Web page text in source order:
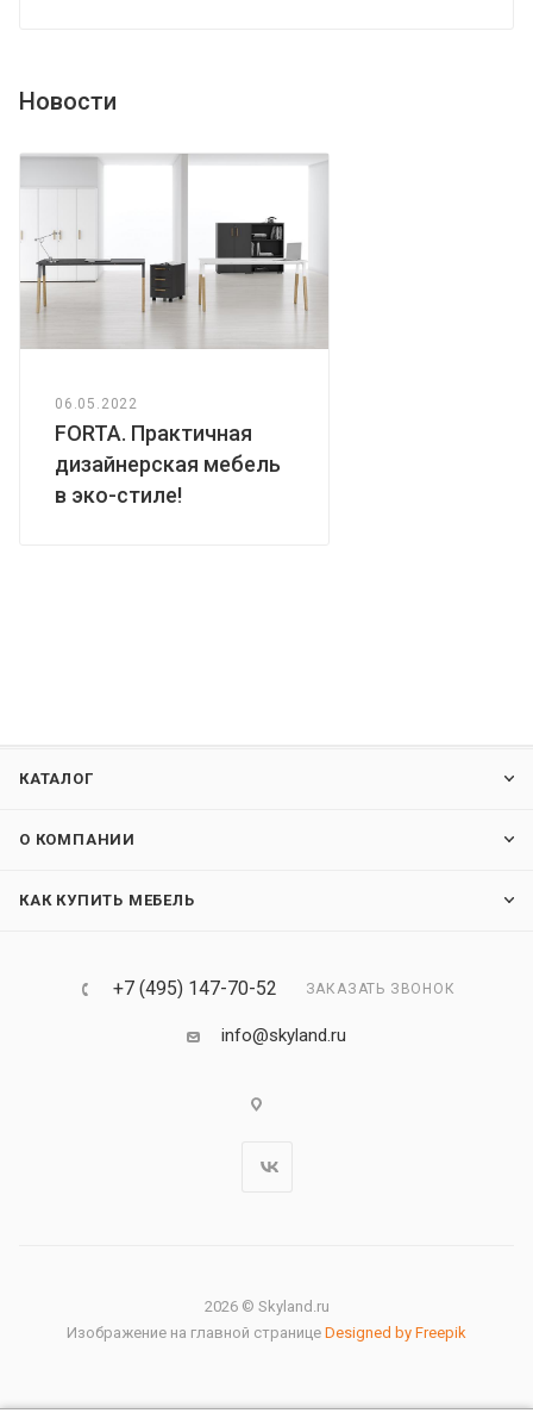
Новости
06.05.2022
FORTA. Практичная
дизайнерская мебель
в эко-стиле!
КАТАЛОГ
О КОМПАНИИ
КАК КУПИТЬ МЕБЕЛЬ
+7 (495) 147-70-52 ЗАКАЗАТЬ ЗВОНОК
info@skyland.ru
2026 © Skyland.ru
Изображение на главной странице Designed by Freepik